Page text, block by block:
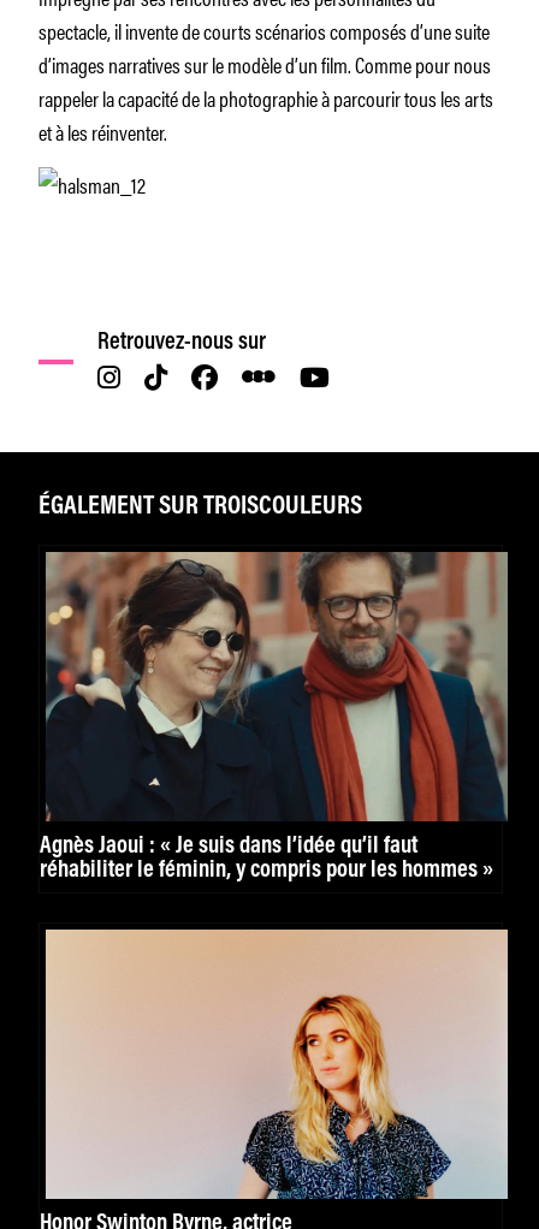
spectacle, il invente de courts scénarios composés d’une suite
d’images narratives sur le modèle d’un film. Comme pour nous
rappeler la capacité de la photographie à parcourir tous les arts
et à les réinventer.
Retrouvez-nous sur
ÉGALEMENT SUR TROISCOULEURS
Agnès Jaoui : « Je suis dans l’idée qu’il faut
réhabiliter le féminin, y compris pour les hommes »
Honor Swinton Byrne, actrice